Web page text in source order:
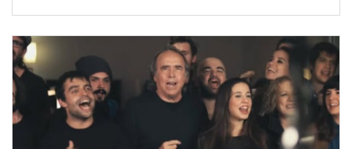
camiones que cumplían el reto al alcanzar el
millón de reproducciones.